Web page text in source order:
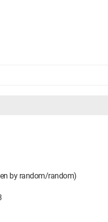
by random/random)